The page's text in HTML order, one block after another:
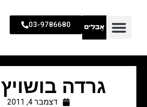
03-9786680
גרדה
דצמבר 4, 2011